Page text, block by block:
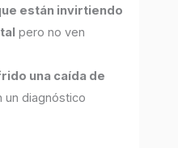
están invirtiendo
pero no ven
una caída de
un diagnóstico